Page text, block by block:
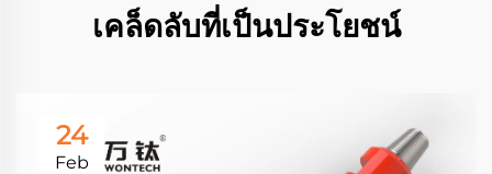
เคล็ดลับที่เป็นประโยชน์
24
Feb